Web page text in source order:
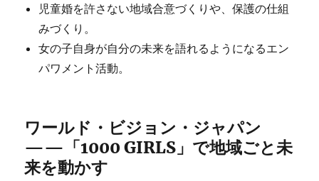
児童婚を許さない地域合意づくりや、保護の仕組
みづくり。
女の子自身が自分の未来を語れるようになるエン
パワメント活動。
ワールド・ビジョン・ジャパン
——「1000 GIRLS」で地域ごと未
来を動かす